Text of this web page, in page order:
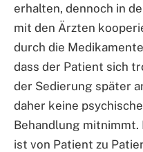
erhalten, dennoch in
mit den Ärzten
durch die
dass der Patient sich
der Sedierung später
daher keine
Behandlung
ist von Patient zu